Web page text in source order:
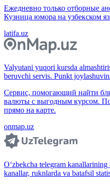
Ежедневно только отборные
Кузница юмора на узбекском
latifa.uz
Valyutani yuqori kursda
beruvchi servis. Punkt
Сервис, помогающий найти
валюты с выгодным курсом.
прямо на карте.
onmap.uz
O‘zbekcha telegram
kanallar, ruknlarda va batafsil